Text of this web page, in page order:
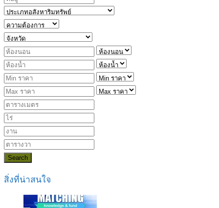
Search
สิ่งที่น่าสนใจ